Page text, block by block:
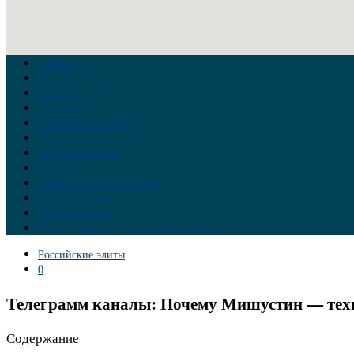
Главная
Война на Украине
Новости
Аналитика
Тайны Геополитики
Российские элиты
Теория заговора
Украина
Новый Мировой Порядок
Тайны истории
Обратная связь
Правила комментирования материалов
Российские элиты
0
Телеграмм каналы: Почему Мишустин —
Содержание